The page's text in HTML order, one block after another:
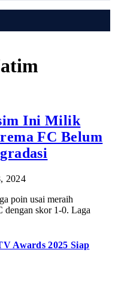
Ini Milik
FC Belum
2024
poin usai meraih
dengan skor 1-0. Laga
Awards 2025 Siap